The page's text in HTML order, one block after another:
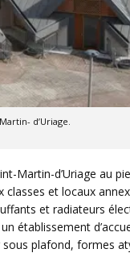
d’Uriage.
Martin-d’Uriage au
et locaux
et radiateurs
établissement
plafond, formes